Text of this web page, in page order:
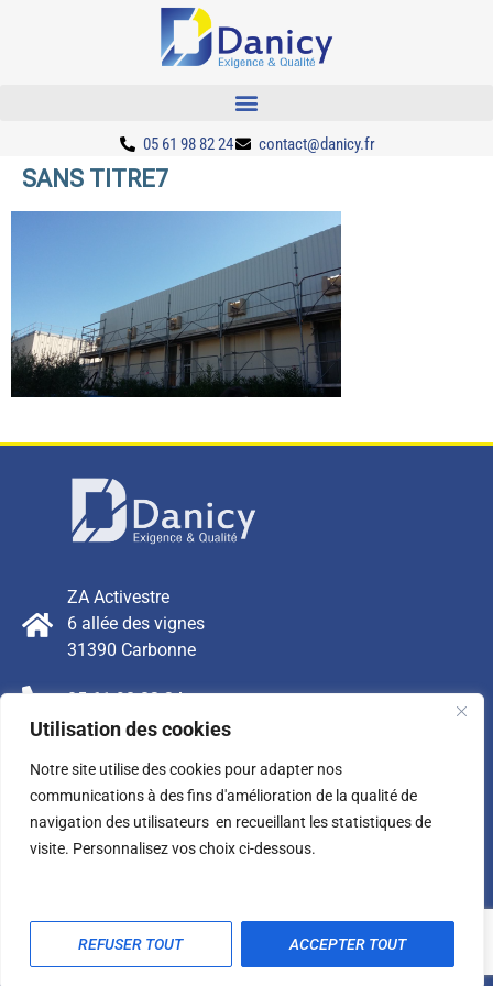
Utilisation des cookies
Notre site utilise des cookies pour adapter nos
communications à des fins d'amélioration de la qualité de
navigation des utilisateurs en recueillant les statistiques de
visite. Personnalisez vos choix ci-dessous.
REFUSER TOUT ACCEPTER TOUT
05 61 98 82 24 contact@danicy.fr
SANS TITRE7
ZA Activestre
6 allée des vignes
31390 Carbonne
05 61 98 82 24
contact@danicy.fr
FAQ - Foire aux Questions
Mentions légales